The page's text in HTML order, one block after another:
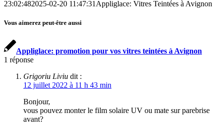
23:02:482025-02-20 11:47:31 Appliglace: Vitres Teintées à Avignon
Vous aimerez peut-être aussi
Appliglace: promotion pour vos vitres teintées à Avignon
1 réponse
Grigoriu Liviu dit :
12 juillet 2022 à 11 h 43 min
Bonjour,
vous pouvez monter le film solaire UV ou mate sur parebrise
avant?